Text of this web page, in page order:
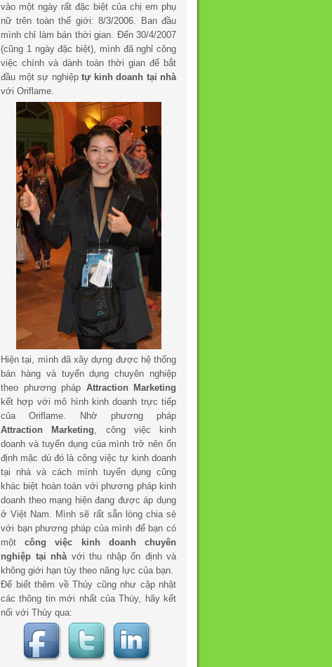
vào một ngày rất đặc biệt của chị em phụ
nữ trên toàn thế giới: 8/3/2006. Ban đầu
mình chỉ làm bán thời gian. Đến 30/4/2007
(cũng 1 ngày đặc biệt), mình đã nghỉ công
việc chính và dành toàn thời gian để bắt
đầu một sự nghiệp tự kinh doanh tại nhà
với Oriflame.
Hiện tại, mình đã xây dựng được hệ thống
bán hàng và tuyển dụng chuyên nghiệp
theo phương pháp Attraction Marketing
kết hợp với mô hình kinh doanh trực tiếp
của Oriflame. Nhờ phương pháp
Attraction Marketing, công việc kinh
doanh và tuyển dụng của mình trở nên ổn
định mặc dù đó là công việc tự kinh doanh
tại nhà và cách mình tuyển dụng cũng
khác biệt hoàn toàn với phương pháp kinh
doanh theo mạng hiện đang được áp dụng
ở Việt Nam. Mình sẽ rất sẵn lòng chia sẻ
với bạn phương pháp của mình để bạn có
mộtcông việc kinh doanh chuyên
nghiệp tại nhàvới thu nhập ổn định và
không giới hạn tùy theo năng lực của bạn.
Để biết thêm về Thúy cũng như cập nhật
các thông tin mới nhất của Thúy, hãy kết
nối với Thúy qua: